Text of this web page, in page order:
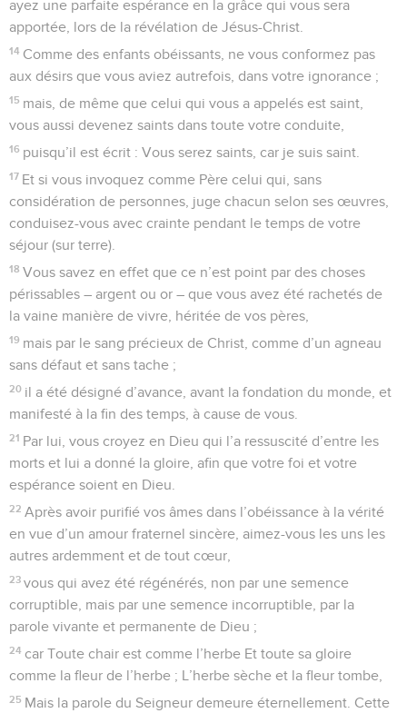
ayez une parfaite espérance en la grâce qui vous sera
apportée, lors de la révélation de Jésus-Christ.
14 Comme des enfants obéissants, ne vous conformez pas
aux désirs que vous aviez autrefois, dans votre ignorance ;
15 mais, de même que celui qui vous a appelés est saint,
vous aussi devenez saints dans toute votre conduite,
16 puisqu’il est écrit : Vous serez saints, car je suis saint.
17 Et si vous invoquez comme Père celui qui, sans
considération de personnes, juge chacun selon ses œuvres,
conduisez-vous avec crainte pendant le temps de votre
séjour (sur terre).
18 Vous savez en effet que ce n’est point par des choses
périssables – argent ou or – que vous avez été rachetés de
la vaine manière de vivre, héritée de vos pères,
19 mais par le sang précieux de Christ, comme d’un agneau
sans défaut et sans tache ;
20 il a été désigné d’avance, avant la fondation du monde, et
manifesté à la fin des temps, à cause de vous.
21 Par lui, vous croyez en Dieu qui l’a ressuscité d’entre les
morts et lui a donné la gloire, afin que votre foi et votre
espérance soient en Dieu.
22 Après avoir purifié vos âmes dans l’obéissance à la vérité
en vue d’un amour fraternel sincère, aimez-vous les uns les
autres ardemment et de tout cœur,
23 vous qui avez été régénérés, non par une semence
corruptible, mais par une semence incorruptible, par la
parole vivante et permanente de Dieu ;
24 car Toute chair est comme l’herbe Et toute sa gloire
comme la fleur de l’herbe ; L’herbe sèche et la fleur tombe,
25 Mais la parole du Seigneur demeure éternellement. Cette